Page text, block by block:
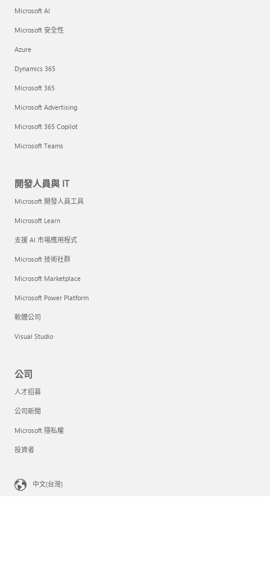
Microsoft AI
Microsoft 安全性
Azure
Dynamics 365
Microsoft 365
Microsoft Advertising
Microsoft 365 Copilot
Microsoft Teams
開發人員與 IT
Microsoft 開發人員工具
Microsoft Learn
支援 AI 市場應用程式
Microsoft 技術社群
Microsoft Marketplace
Microsoft Power Platform
軟體公司
Visual Studio
公司
人才招募
公司新聞
Microsoft 隱私權
投資者
中文(台灣)